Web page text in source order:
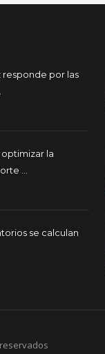
responde por las
la
...
se calculan